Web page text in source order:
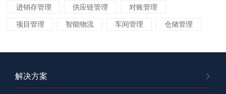
进销存管理 供应链管理 对账管理
项目管理 智能物流 车间管理 仓储管理
解决方案